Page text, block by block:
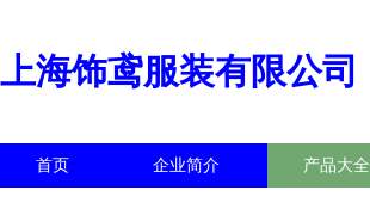
上海饰鸢服装有限公司
首页 企业简介 产品大全